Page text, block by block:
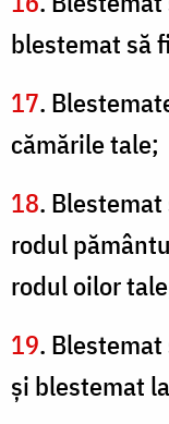
blestemat să
17.
cămările tale;
18.
rodul
rodul oilor
19.
şi blestemat